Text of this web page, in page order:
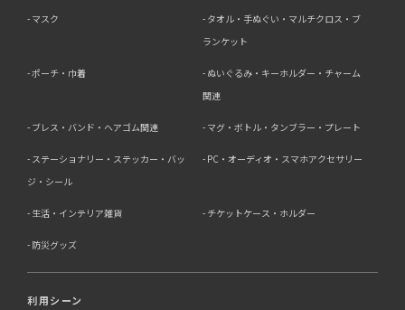
お客様の個人情報は、以下掲げる場合以外に、事前にご本
・法令に基づく場合
・人の生命、身体又は財産の保護にために必要がある場合
・公衆衛生の向上又は児童の健全な育成の推進のために特
あるとき
・国の機関若しくは地方公共団体又はその委託を受けた者
がある場合であって、本人の同意を得ることによって当該
当社は個人情報の取扱業務の全部または一部を外部に業務
マスク
タオル・手ぬぐい・マルチクロス・ブ
ランケット
ポーチ・巾着
ぬいぐるみ・キーホルダー・チャーム
関連
ブレス・バンド・ヘアゴム関連 マグ・ボトル・タンブラー・プレート
ステーショナリー・ステッカー・バッ
ジ・シール
PC・オーディオ・スマホアクセサリー
生活・インテリア雑貨 チケットケース・ホルダー
防災グッズ
利用シーン